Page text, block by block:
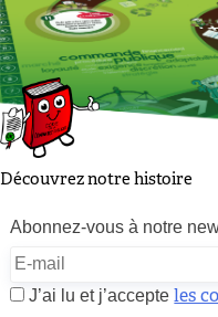
Skip
to
content
Découvrez notre histoire
Abonnez-vous à notre
J’ai lu et j’accepteles